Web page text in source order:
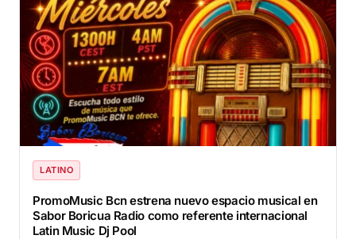
LATINO
PromoMusic Bcn estrena nuevo espacio musical en
Sabor Boricua Radio como referente internacional
Latin Music Dj Pool